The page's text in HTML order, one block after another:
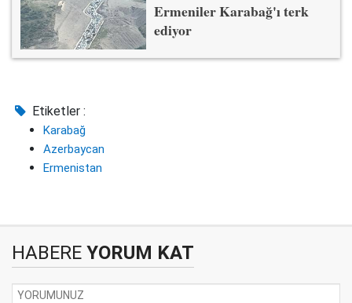
Ermeniler Karabağ'ı terk
ediyor
Etiketler :
Karabağ
Azerbaycan
Ermenistan
HABERE YORUM KAT